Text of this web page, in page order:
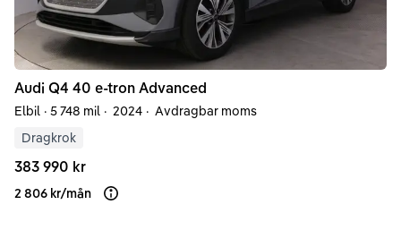
Audi Q4 40 e-tron Advanced
Elbil · 5 748 mil · 2024 · Avdragbar moms
Dragkrok
383 990 kr
2 806 kr/mån Läs mer om finansiering